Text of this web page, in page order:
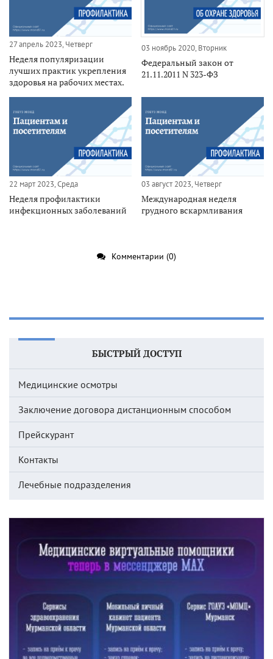
27 апрель 2023, Четверг
Неделя популяризации
лучших практик укрепления
здоровья на рабочих местах.
03 ноябрь 2020, Вторник
Федеральный закон от
21.11.2011 N 323-ФЗ
22 март 2023, Среда
Неделя профилактики
инфекционных заболеваний
03 август 2023, Четверг
Международная неделя
грудного вскармливания
Комментарии (0)
БЫСТРЫЙ ДОСТУП
Медицинские осмотры
Заключение договора дистанционным способом
Прейскурант
Контакты
Лечебные подразделения